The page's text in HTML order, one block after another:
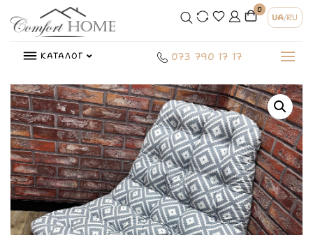
0
UA/RU
КАТАЛОГ 073 790 17 17